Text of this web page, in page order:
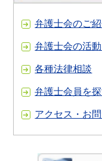
弁護士会のご
弁護士会の活
各種法律相談
弁護士会員を
アクセス・お